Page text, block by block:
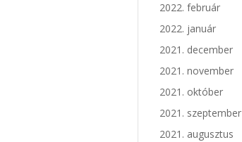
2022. február
2022. január
2021. december
2021. november
2021. október
2021. szeptember
2021. augusztus